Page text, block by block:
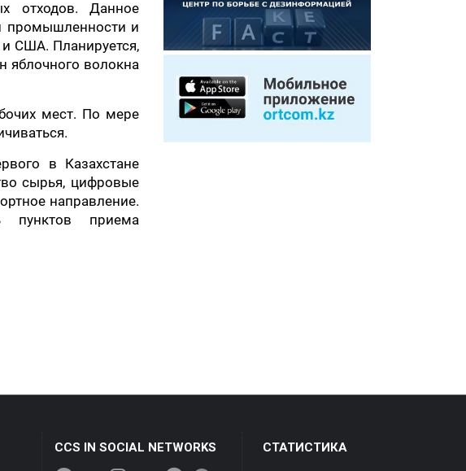
отходов. Данное
промышленности и
США. Планируется,
яблочного волокна
мест. По мере
в Казахстане
сырья, цифровые
направление.
пунктов приема
CCS IN SOCIAL NETWORKS СТАТИСТИКА